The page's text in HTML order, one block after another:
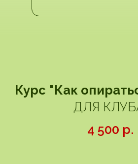
Курс "Как
ДЛЯ
4 500 р.